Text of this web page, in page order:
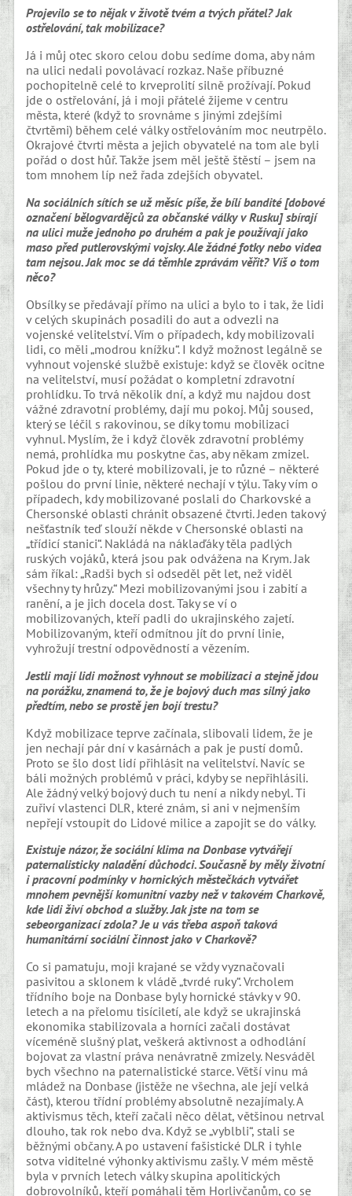
Projevilo se to nějak v životě tvém a tvých přátel? Jak
ostřelování, tak mobilizace?
Já i můj otec skoro celou dobu sedíme doma, aby nám
na ulici nedali povolávací rozkaz. Naše příbuzné
pochopitelně celé to krveprolití silně prožívají. Pokud
jde o ostřelování, já i moji přátelé žijeme v centru
města, které (když to srovnáme s jinými zdejšími
čtvrtěmi) během celé války ostřelováním moc neutrpělo.
Okrajové čtvrti města a jejich obyvatelé na tom ale byli
pořád o dost hůř. Takže jsem měl ještě štěstí – jsem na
tom mnohem líp než řada zdejších obyvatel.
Na sociálních sítích se už měsíc píše, že bílí bandité [dobové
označení bělogvardějců za občanské války v Rusku] sbírají
na ulici muže jednoho po druhém a pak je používají jako
maso před putlerovskými vojsky. Ale žádné fotky nebo videa
tam nejsou. Jak moc se dá těmhle zprávám věřit? Víš o tom
něco?
Obsílky se předávají přímo na ulici a bylo to i tak, že lidi
v celých skupinách posadili do aut a odvezli na
vojenské velitelství. Vím o případech, kdy mobilizovali
lidi, co měli „modrou knížku“. I když možnost legálně se
vyhnout vojenské službě existuje: když se člověk ocitne
na velitelství, musí požádat o kompletní zdravotní
prohlídku. To trvá několik dní, a když mu najdou dost
vážné zdravotní problémy, dají mu pokoj. Můj soused,
který se léčil s rakovinou, se díky tomu mobilizaci
vyhnul. Myslím, že i když člověk zdravotní problémy
nemá, prohlídka mu poskytne čas, aby někam zmizel.
Pokud jde o ty, které mobilizovali, je to různé – některé
pošlou do první linie, některé nechají v týlu. Taky vím o
případech, kdy mobilizované poslali do Charkovské a
Chersonské oblasti chránit obsazené čtvrti. Jeden takový
nešťastník teď slouží někde v Chersonské oblasti na
„třídicí stanici“. Nakládá na náklaďáky těla padlých
ruských vojáků, která jsou pak odvážena na Krym. Jak
sám říkal: „Radši bych si odseděl pět let, než viděl
všechny ty hrůzy.“ Mezi mobilizovanými jsou i zabití a
ranění, a je jich docela dost. Taky se ví o
mobilizovaných, kteří padli do ukrajinského zajetí.
Mobilizovaným, kteří odmítnou jít do první linie,
vyhrožují trestní odpovědností a vězením.
Jestli mají lidi možnost vyhnout se mobilizaci a stejně jdou
na porážku, znamená to, že je bojový duch mas silný jako
předtím, nebo se prostě jen bojí trestu?
Když mobilizace teprve začínala, slibovali lidem, že je
jen nechají pár dní v kasárnách a pak je pustí domů.
Proto se šlo dost lidí přihlásit na velitelství. Navíc se
báli možných problémů v práci, kdyby se nepřihlásili.
Ale žádný velký bojový duch tu není a nikdy nebyl. Ti
zuřiví vlastenci DLR, které znám, si ani v nejmenším
nepřejí vstoupit do Lidové milice a zapojit se do války.
Existuje názor, že sociální klima na Donbase vytvářejí
paternalisticky naladění důchodci. Současně by měly životní
i pracovní podmínky v hornických městečkách vytvářet
mnohem pevnější komunitní vazby než v takovém Charkově,
kde lidi živí obchod a služby. Jak jste na tom se
sebeorganizací zdola? Je u vás třeba aspoň taková
humanitární sociální činnost jako v Charkově?
Co si pamatuju, moji krajané se vždy vyznačovali
pasivitou a sklonem k vládě „tvrdé ruky“. Vrcholem
třídního boje na Donbase byly hornické stávky v 90.
letech a na přelomu tisíciletí, ale když se ukrajinská
ekonomika stabilizovala a horníci začali dostávat
víceméně slušný plat, veškerá aktivnost a odhodlání
bojovat za vlastní práva nenávratně zmizely. Nesváděl
bych všechno na paternalistické starce. Větší vinu má
mládež na Donbase (jistěže ne všechna, ale její velká
část), kterou třídní problémy absolutně nezajímaly. A
aktivismus těch, kteří začali něco dělat, většinou netrval
dlouho, tak rok nebo dva. Když se „vyblbli“, stali se
běžnými občany. A po ustavení fašistické DLR i tyhle
sotva viditelné výhonky aktivismu zašly. V mém městě
byla v prvních letech války skupina apolitických
dobrovolníků, kteří pomáhali těm Horlivčanům, co se